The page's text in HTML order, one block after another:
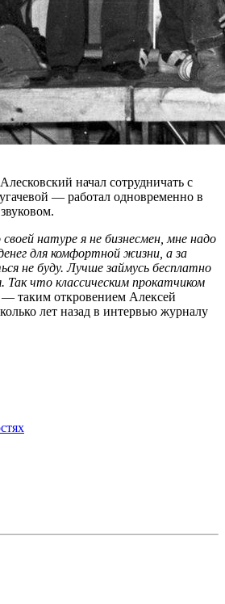
начал сотрудничать с
— работал одновременно в
натуре я не бизнесмен, мне надо
для комфортной жизни, а за
не буду. Лучше займусь бесплатно
что классическим прокатчиком
— таким откровением Алексей
лет назад в интервью журналу